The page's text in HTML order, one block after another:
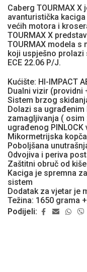
Caberg TOURMAX
avanturistička
većih motora i
TOURMAX X
TOURMAX modela
koji uspješno
ECE 22.06 P/J.
Kućište: HI-IMPACT
Dualni vizir (providni
Sistem brzog
Dolazi sa ugrađenim
zamagljivanja ( osim
ugrađenog PINLOCK
Mikormetrijska kopča
Poboljšana
Odvojiva i periva
Zaštitni obruč od kiše
Kaciga je spremna
sistem
Dodatak za vjetar je
Težina: 1650 grama
Podijeli: